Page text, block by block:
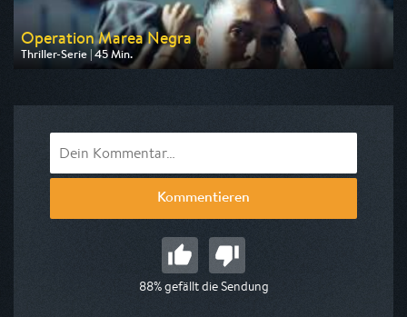
Operation Marea Negra
Thriller-Serie | 45 Min.
Ausgestrahlt von ZDF neo
Kommentieren
88% gefällt die Sendung